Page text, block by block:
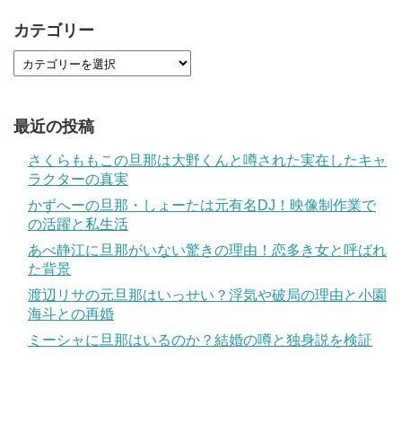
カテゴリー
最近の投稿
さくらももこの旦那は大野くんと噂された実在したキャ
ラクターの真実
かずへーの旦那・しょーたは元有名DJ！映像制作業で
の活躍と私生活
あべ静江に旦那がいない驚きの理由！恋多き女と呼ばれ
た背景
渡辺リサの元旦那はいっせい？浮気や破局の理由と小園
海斗との再婚
ミーシャに旦那はいるのか？結婚の噂と独身説を検証